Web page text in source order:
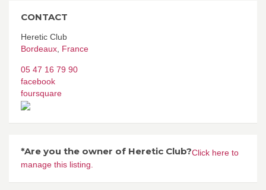
CONTACT
Heretic Club
Bordeaux France
05 47 16 79 90
facebook
foursquare
*Are you the owner of Heretic Club?Click here to
manage this listing.